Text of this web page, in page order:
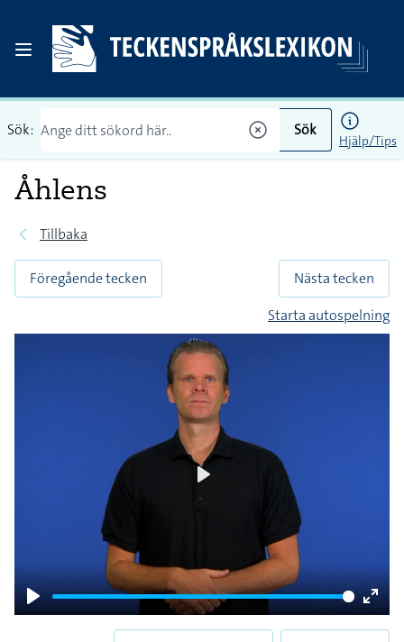
Sök: Sök
Hjälp/Tips
Åhlens
Tillbaka
Föregående tecken
Nästa tecken
Starta autospelning
Play
Enter